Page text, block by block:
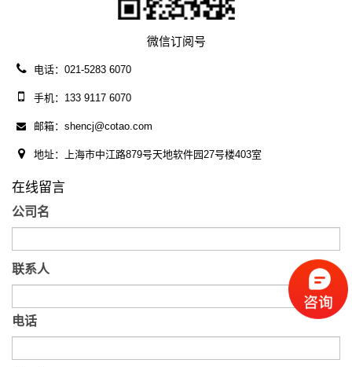
微信订阅号
电话：021-5283 6070
手机：133 9117 6070
邮箱：shencj@cotao.com
地址：上海市中江路879号天地软件园27号楼403室
在线留言
公司名
联系人
电话